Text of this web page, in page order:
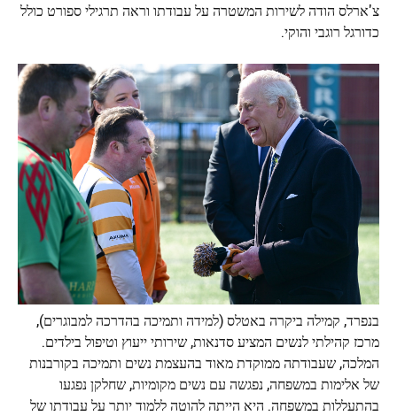
צ'ארלס הודה לשירות המשטרה על עבודתו וראה תרגילי ספורט כולל
כדורגל רוגבי והוקי.
בנפרד, קמילה ביקרה באטלס (למידה ותמיכה בהדרכה למבוגרים),
מרכז קהילתי לנשים המציע סדנאות, שירותי ייעוץ וטיפול בילדים.
המלכה, שעבודתה ממוקדת מאוד בהעצמת נשים ותמיכה בקורבנות
של אלימות במשפחה, נפגשה עם נשים מקומיות, שחלקן נפגעו
בהתעללות במשפחה. היא הייתה להוטה ללמוד יותר על עבודתו של